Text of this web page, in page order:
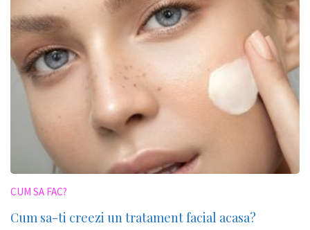
CUM SA FAC?
Cum sa-ti creezi un tratament facial acasa?